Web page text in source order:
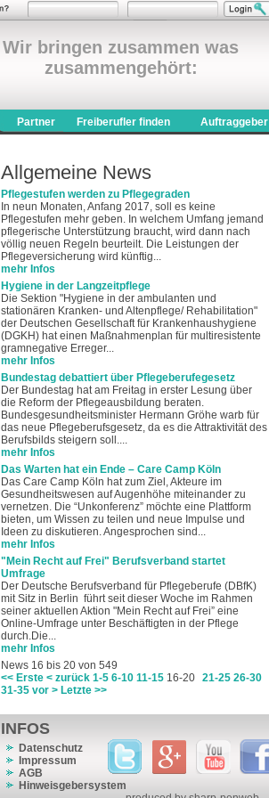
Wir bringen zusammen was
zusammengehört:
Partner Freiberufler finden
Auftraggeber
Allgemeine News
Pflegestufen werden zu Pflegegraden
In neun Monaten, Anfang 2017, soll es keine
Pflegestufen mehr geben. In welchem Umfang jemand
pflegerische Unterstützung braucht, wird dann nach
völlig neuen Regeln beurteilt. Die Leistungen der
Pflegeversicherung wird künftig...
mehr Infos
Hygiene in der Langzeitpflege
Die Sektion "Hygiene in der ambulanten und
stationären Kranken- und Altenpflege/ Rehabilitation"
der Deutschen Gesellschaft für Krankenhaushygiene
(DGKH) hat einen Maßnahmenplan für multiresistente
gramnegative Erreger...
mehr Infos
Bundestag debattiert über Pflegeberufegesetz
Der Bundestag hat am Freitag in erster Lesung über
die Reform der Pflegeausbildung beraten.
Bundesgesundheitsminister Hermann Gröhe warb für
das neue Pflegeberufsgesetz, da es die Attraktivität des
Berufsbilds steigern soll....
mehr Infos
Das Warten hat ein Ende – Care Camp Köln
Das Care Camp Köln hat zum Ziel, Akteure im
Gesundheitswesen auf Augenhöhe miteinander zu
vernetzen. Die “Unkonferenz” möchte eine Plattform
bieten, um Wissen zu teilen und neue Impulse und
Ideen zu diskutieren. Angesprochen sind...
mehr Infos
"Mein Recht auf Frei" Berufsverband startet
Umfrage
Der Deutsche Berufsverband für Pflegeberufe (DBfK)
mit Sitz in Berlin ‪ führt seit dieser Woche im Rahmen
seiner aktuellen Aktion "Mein Recht auf Frei” eine
Online-Umfrage unter Beschäftigten in der Pflege
durch.Die...
mehr Infos
News 16 bis 20 von 549
<< Erste < zurück 1-5 6-10 11-15 16-20 21-25 26-30
31-35 vor > Letzte >>
INFOS
Datenschutz
Impressum
AGB
Hinweisgebersystem